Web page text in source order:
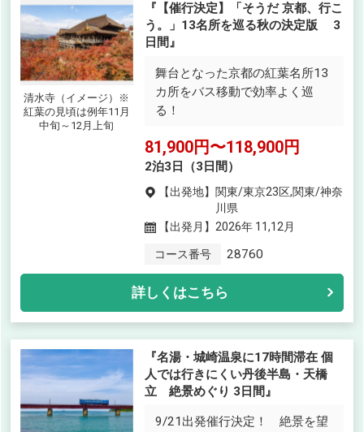
清水寺（イメージ）※
紅葉の見頃は例年11月
中旬～12月上旬
『【催行決定】「そうだ 京都、行こ
う。」13名所を巡る秋の決定版 3
日間』
舞台となった京都の紅葉名所13
カ所をバス移動で効率よく巡
る！
81,900円〜118,900円
2泊3日（3日間）
【出発地】 関東/東京23区,関東/神奈
川県
【出発月】 2026年 11,12月
コース番号 28760
詳しくはこちら
『名湯・城崎温泉に17時間滞在 個
人では行きにくい丹後半島・天橋
立 絶景めぐり 3日間』
9/21出発催行決定！ 絶景を望